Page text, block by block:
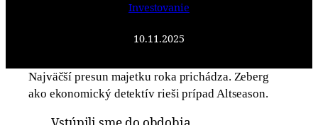
Investovanie
10.11.2025
Najväčší presun majetku roka prichádza. Zeberg
ako ekonomický detektív rieši prípad Altseason.